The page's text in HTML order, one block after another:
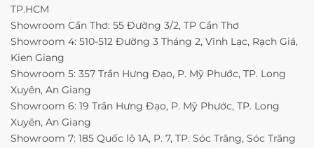
TP.HCM
Showroom Cần Thơ: 55 Đường 3/2, TP Cần Thơ
Showroom 4: 510-512 Đường 3 Tháng 2, Vĩnh Lạc, Rạch Giá,
Kien Giang
Showroom 5: 357 Trần Hưng Đạo, P. Mỹ Phước, TP. Long
Xuyên, An Giang
Showroom 6: 19 Trần Hưng Đạo, P. Mỹ Phước, TP. Long
Xuyên, An Giang
Showroom 7: 185 Quốc lộ 1A, P. 7, TP. Sóc Trăng, Sóc Trăng